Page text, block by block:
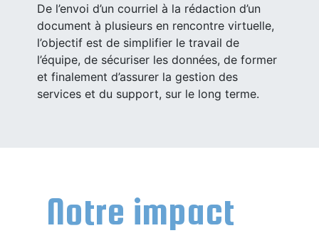
De l’envoi d’un courriel à la rédaction d’un
document à plusieurs en rencontre virtuelle,
l’objectif est de simplifier le travail de
l’équipe, de sécuriser les données, de former
et finalement d’assurer la gestion des
services et du support, sur le long terme.
Notre impact